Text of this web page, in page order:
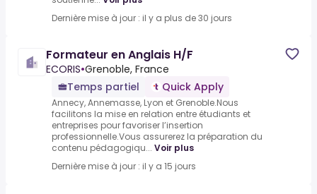
Dernière mise à jour : il y a plus de 30 jours
Formateur en Anglais H/F
ECORIS•Grenoble, France
Temps partiel
Quick Apply
Annecy, Annemasse, Lyon et Grenoble.Nous
facilitons la mise en relation entre étudiants et
entreprises pour favoriser l’insertion
professionnelle.Vous assurerez la préparation du
contenu pédagogiqu... Voir plus
Dernière mise à jour : il y a 15 jours